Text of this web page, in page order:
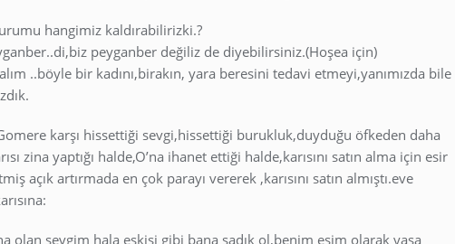
hangimiz kaldırabilirizki.?
peyganber değiliz de diyebilirsiniz.(Hoşea için)
..böyle bir kadını,birakın, yara beresini tedavi etmeyi,yanımızda bile
Gomere karşı hissettiği sevgi,hissettiği burukluk,duyduğu öfkeden daha
zina yaptığı halde,O’na ihanet ettiği halde,karısını satın alma için esir
açık artırmada en çok parayı vererek ,karısını satın almıştı.eve
olan sevgim hala eskisi gibi bana sadık ol,benim eşim olarak yaşa